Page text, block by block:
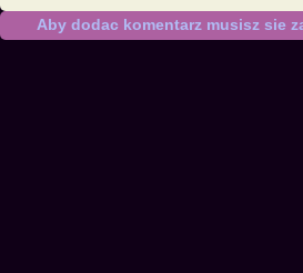
Aby dodac komentarz musisz sie